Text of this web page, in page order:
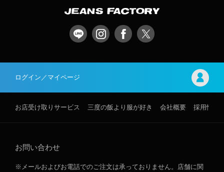
ログイン／マイページ
お店受け取りサービス 三度の飯より服が好き 会社概要 採用情報
お問い合わせ
※メールおよびお電話でのご注文は承っておりません。店舗に関